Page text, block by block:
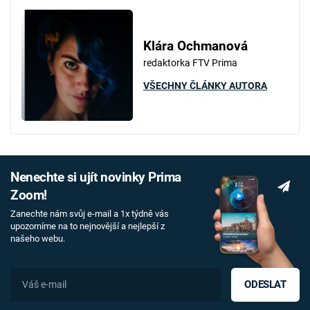
Klára Ochmanová
redaktorka FTV Prima
VŠECHNY ČLÁNKY AUTORA
Nenechte si ujít novinky Prima
Zoom!
Zanechte nám svůj e-mail a 1x týdně vás
upozorníme na to nejnovější a nejlepší z
našeho webu.
ODESLAT